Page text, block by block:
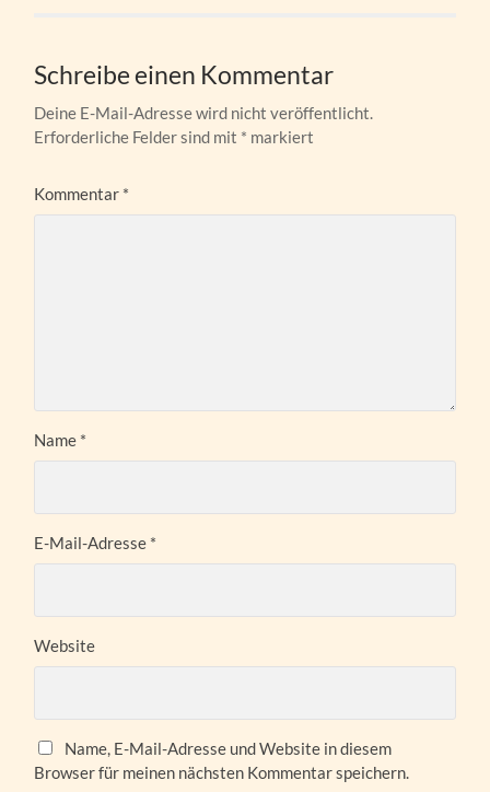
Schreibe einen Kommentar
Deine E-Mail-Adresse wird nicht veröffentlicht.
Erforderliche Felder sind mit * markiert
Kommentar *
Name *
E-Mail-Adresse *
Website
Name, E-Mail-Adresse und Website in diesem
Browser für meinen nächsten Kommentar speichern.